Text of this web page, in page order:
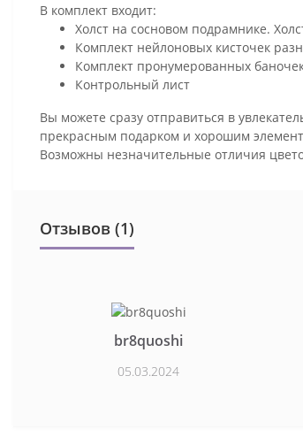
В комплект входит:
Холст на сосновом подрамнике.
Комплект нейлоновых кисточек
Комплект пронумерованных
Контрольный лист
Вы можете сразу отправиться в
прекрасным подарком и хорошим
Возможны незначительные отличия
Отзывов (1)
br8quoshi
05.03.2024